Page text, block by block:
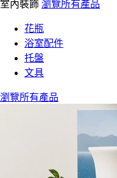
室內裝飾 瀏覽所有產品
花瓶
浴室配件
托盤
文具
瀏覽所有產品